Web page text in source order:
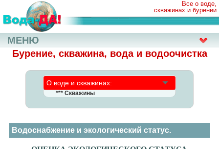
Все о воде,
скважинах и бурении
Бурение, скважина, вода и водоочистка
О воде и скважинах:
*** Скважины
Бурение скважин, часть 2
В загородном доме: вода и...
Водоснабжение и экологический статус.
МЕНЮ